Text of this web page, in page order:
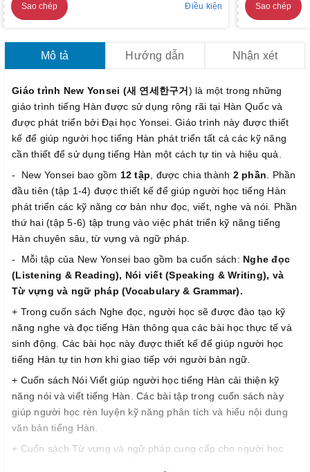
Sao chép Điều kiện Sao chép
Mô tả Hướng dẫn Nhận xét
Giáo trình New Yonsei (새 연세한구거) là một trong những
giáo trình tiếng Hàn được sử dụng rộng rãi tại Hàn Quốc và
được phát triển bởi Đại học Yonsei. Giáo trình này được thiết
kế để giúp người học tiếng Hàn phát triển tất cả các kỹ năng
cần thiết để sử dụng tiếng Hàn một cách tự tin và hiệu quả.
- New Yonsei bao gồm 12 tập , được chia thành 2 phần . Phần
đầu tiên (tập 1-4) được thiết kế để giúp người học tiếng Hàn
phát triển các kỹ năng cơ bản như đọc, viết, nghe và nói. Phần
thứ hai (tập 5-6) tập trung vào việc phát triển kỹ năng tiếng
Hàn chuyên sâu, từ vựng và ngữ pháp.
- Mỗi tập của New Yonsei bao gồm ba cuốn sách: Nghe đọc
(Listening & Reading), Nói viết (Speaking & Writing), và
Từ vựng và ngữ pháp (Vocabulary & Grammar).
+ Trong cuốn sách Nghe đọc, người học sẽ được đào tạo kỹ
năng nghe và đọc tiếng Hàn thông qua các bài học thực tế và
sinh động. Các bài học này được thiết kế để giúp người học
tiếng Hàn tự tin hơn khi giao tiếp với người bản ngữ.
+ Cuốn sách Nói Viết giúp người học tiếng Hàn cải thiện kỹ
năng nói và viết tiếng Hàn. Các bài tập trong cuốn sách này
giúp người học rèn luyện kỹ năng phân tích và hiểu nội dung
văn bản tiếng Hàn.
+ Cuốn sách Từ vựng và ngữ pháp cung cấp cho người học